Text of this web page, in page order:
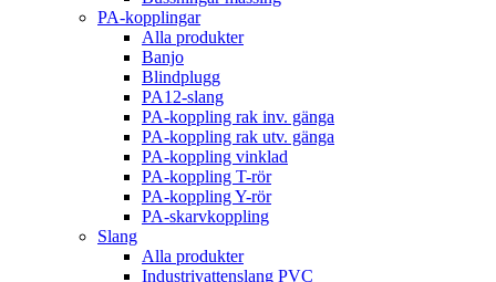
PA-kopplingar
Alla produkter
Banjo
Blindplugg
PA12-slang
PA-koppling rak inv. gänga
PA-koppling rak utv. gänga
PA-koppling vinklad
PA-koppling T-rör
PA-koppling Y-rör
PA-skarvkoppling
Slang
Alla produkter
Industrivattenslang PVC